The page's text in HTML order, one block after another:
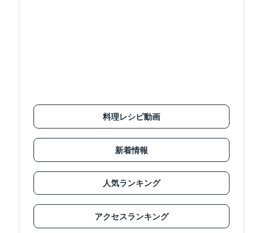
料理レシピ動画
新着情報
人気ランキング
アクセスランキング